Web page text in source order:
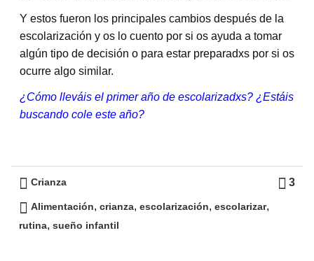
Y estos fueron los principales cambios después de la
escolarización y os lo cuento por si os ayuda a tomar
algún tipo de decisión o para estar preparadxs por si os
ocurre algo similar.
¿Cómo lleváis el primer año de escolarizadxs? ¿Estáis
buscando cole este año?
3
Crianza
Alimentación,crianza,escolarización,escolarizar,
rutina,sueño infantil